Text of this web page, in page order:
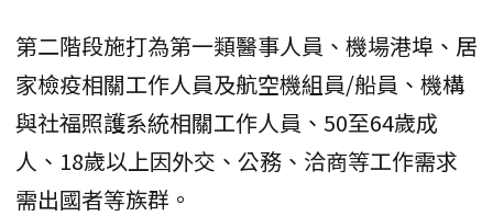
第二階段施打為第一類醫事人員、機場港埠、居
家檢疫相關工作人員及航空機組員/船員、機構
與社福照護系統相關工作人員、50至64歲成
人、18歲以上因外交、公務、洽商等工作需求
需出國者等族群。